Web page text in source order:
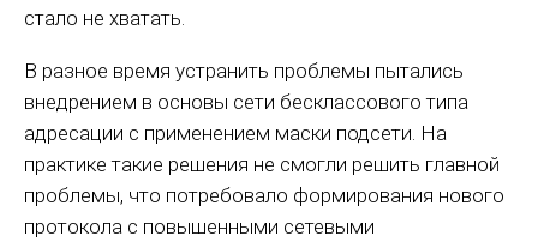
стало не хватать.
В разное время устранить проблемы пытались
внедрением в основы сети бесклассового типа
адресации с применением маски подсети. На
практике такие решения не смогли решить главной
проблемы, что потребовало формирования нового
протокола с повышенными сетевыми